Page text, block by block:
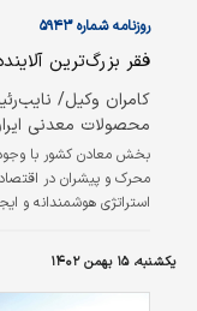
روزنامه شماره ۵۹۴۳
فقر بزرگ‌ترین
کامران وکیل/
محصولات معدنی
بخش معادن کشور با وجود
استراتژی هوشمندانه و
توسعه اجتماعی
یکشنبه، ۱۵ بهمن ۱۴۰۲